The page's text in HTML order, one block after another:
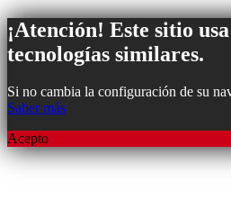
¡Atención! Este sitio
tecnologías similares.
Si no cambia la configuración de su
Saber más
Acepto
Subir